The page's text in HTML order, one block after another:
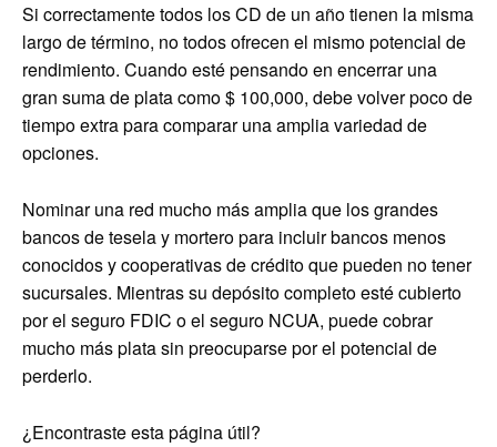
Si correctamente todos los CD de un año tienen la misma
largo de término, no todos ofrecen el mismo potencial de
rendimiento. Cuando esté pensando en encerrar una
gran suma de plata como $ 100,000, debe volver poco de
tiempo extra para comparar una amplia variedad de
opciones.
Nominar una red mucho más amplia que los grandes
bancos de tesela y mortero para incluir bancos menos
conocidos y cooperativas de crédito que pueden no tener
sucursales. Mientras su depósito completo esté cubierto
por el seguro FDIC o el seguro NCUA, puede cobrar
mucho más plata sin preocuparse por el potencial de
perderlo.
¿Encontraste esta página útil?